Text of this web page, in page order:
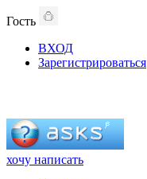
Гость
ВХОД
Зарегистрироваться
хочу написать